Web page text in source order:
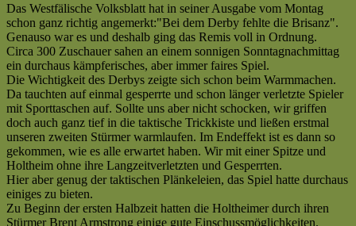
11
(30.10.05 So)
|
SC
GW
Holtheim
:
VfL
Lichtenau
(1:1)
|
Kreisliga
A
Saison
2005/2006
Das Westfälische Volksblatt hat in seiner Ausgabe vom Montag
schon ganz richtig angemerkt:"Bei dem Derby fehlte die Brisanz".
Genauso war es und deshalb ging das Remis voll in Ordnung.
Circa 300 Zuschauer sahen an einem sonnigen Sonntagnachmittag
ein durchaus kämpferisches, aber immer faires Spiel.
Die Wichtigkeit des Derbys zeigte sich schon beim Warmmachen.
Da tauchten auf einmal gesperrte und schon länger verletzte Spieler
mit Sporttaschen auf. Sollte uns aber nicht schocken, wir griffen
doch auch ganz tief in die taktische Trickkiste und ließen erstmal
unseren zweiten Stürmer warmlaufen. Im Endeffekt ist es dann so
gekommen, wie es alle erwartet haben. Wir mit einer Spitze und
Holtheim ohne ihre Langzeitverletzten und Gesperrten.
Hier aber genug der taktischen Plänkeleien, das Spiel hatte durchaus
einiges zu bieten.
Zu Beginn der ersten Halbzeit hatten die Holtheimer durch ihren
Stürmer Brent Armstrong einige gute Einschussmöglichkeiten.